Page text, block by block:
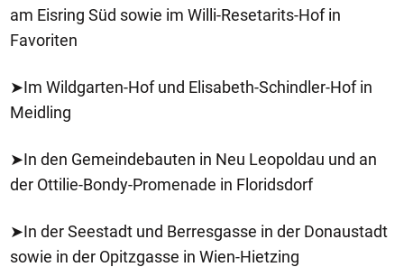
am Eisring Süd sowie im Willi-Resetarits-Hof in
Favoriten
➤Im Wildgarten-Hof und Elisabeth-Schindler-Hof in
Meidling
➤In den Gemeindebauten in Neu Leopoldau und an
der Ottilie-Bondy-Promenade in Floridsdorf
➤In der Seestadt und Berresgasse in der Donaustadt
sowie in der Opitzgasse in Wien-Hietzing